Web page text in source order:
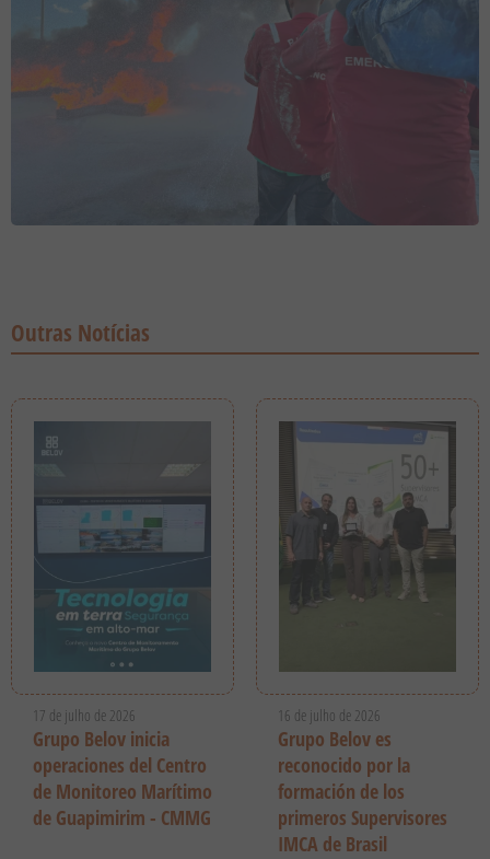
Outras Notícias
17 de julho de 2026
Grupo Belov inicia
operaciones del Centro
de Monitoreo Marítimo
de Guapimirim - CMMG
16 de julho de 2026
Grupo Belov es
reconocido por la
formación de los
primeros Supervisores
IMCA de Brasil